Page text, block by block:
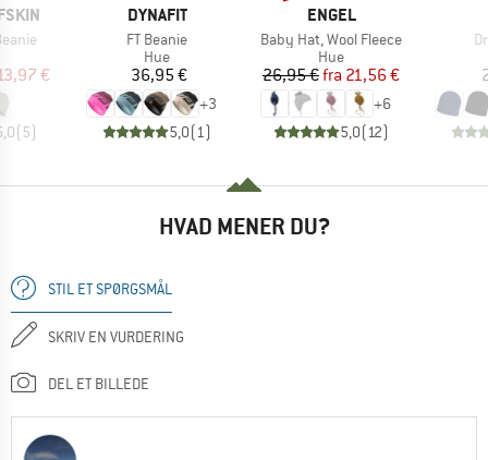
pris
€
(5)
MÆRKE
DYNAFIT
Artikel
FT Beanie
Produktgruppe
Hue
Pris
36,95 €
+3
5,0(1)
MÆRKE
ENGEL
Artikel
Baby Hat, Wool Fleece
Produktgruppe
Hue
Pris
26,95 € Nedsat pris
fra 21,56 €
+6
5,0(12)
HVAD MENER DU?
STIL ET SPØRGSMÅL
SKRIV EN VURDERING
DEL ET BILLEDE